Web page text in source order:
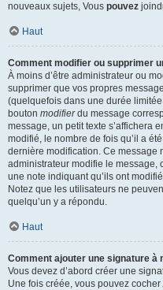
nouveaux sujets, Vous pouvez
Haut
Comment modifier ou supprimer
À moins d’être administrateur ou
supprimer que vos propres
(quelquefois dans une durée
bouton modifierdu message
message, un petit texte s’affichera
modifié, le nombre de fois qu’il a
dernière modification. Ce message
administrateur modifie le
une note indiquant qu’ils ont
Notez que les utilisateurs ne
quelqu’un y a répondu.
Haut
Comment ajouter une signature à
Vous devez d’abord créer une
Une fois créée, vous pouvez cocher